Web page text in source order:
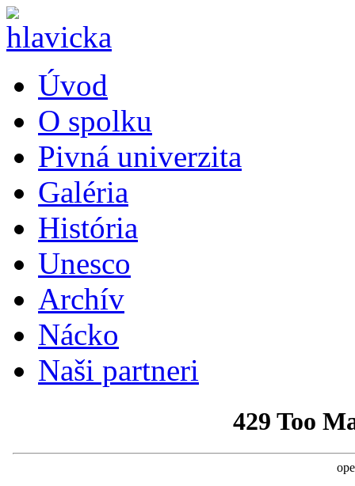
Úvod
O spolku
Pivná univerzita
Galéria
História
Unesco
Archív
Nácko
Naši partneri